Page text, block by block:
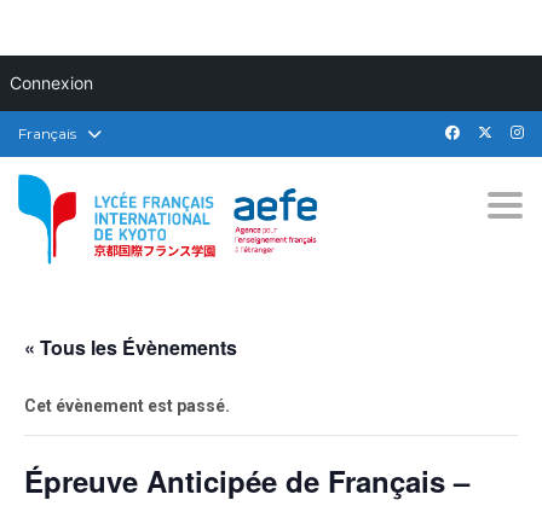
Connexion
Français
« Tous les Évènements
Cet évènement est passé.
Épreuve Anticipée de Français –